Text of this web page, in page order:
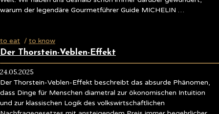
warum der legendäre Gourmetführer Guide MICHELIN …
to eat / to know
Der Thorstein-Veblen-Effekt
24.05.2025
Der Thorstein-Veblen-Effekt beschreibt das absurde Phänomen,
dass Dinge für Menschen diametral zur ökonomischen Intuition
und zur klassischen Logik des volkswirtschaftlichen